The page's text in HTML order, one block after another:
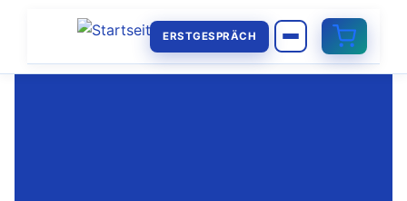
ERSTGESPRÄCH